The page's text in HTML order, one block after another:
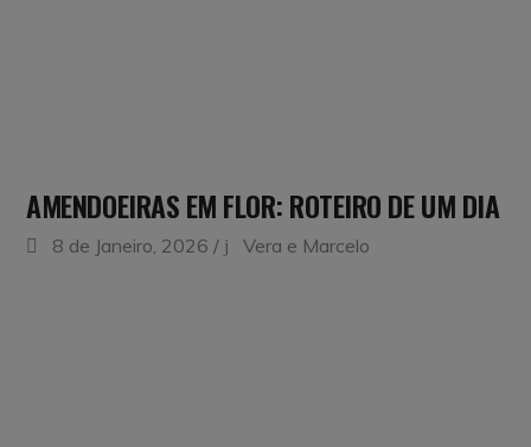
AMENDOEIRAS EM FLOR: ROTEIRO DE UM DIA
8 de Janeiro, 2026 Vera e Marcelo